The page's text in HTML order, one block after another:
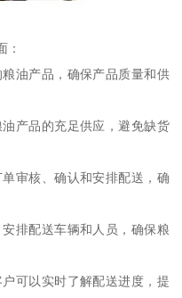
：
油产品，确保产品质量和供
产品的充足供应，避免缺货
审核、确认和安排配送，确
排配送车辆和人员，确保粮
可以实时了解配送进度，提